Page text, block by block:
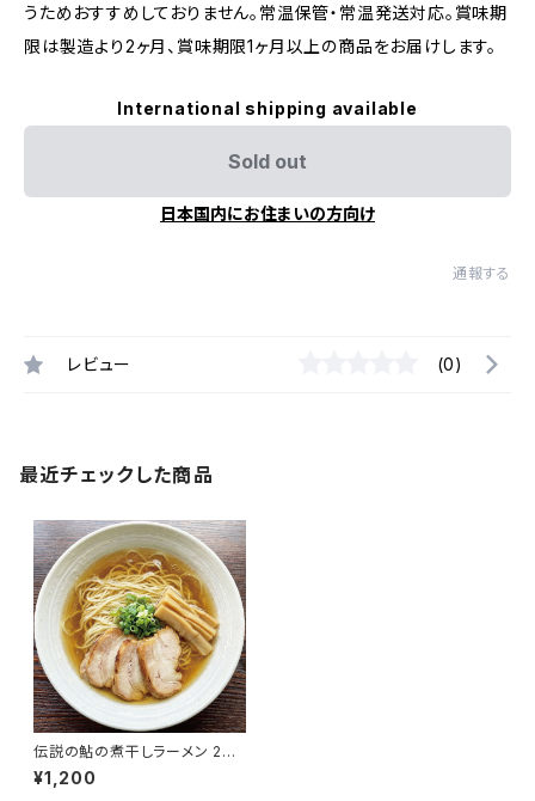
うためおすすめしておりません。常温保管・常温発送対応。賞味期
限は製造より2ヶ月、賞味期限1ヶ月以上の商品をお届けします。
International shipping available
Sold out
日本国内にお住まいの方向け
通報する
レビュー (0)
最近チェックした商品
伝説の鮎の煮干しラーメン 2食
入り 淡口醤油 パーフェクトラー
メン 国産鮎 多加水細麺 鮎煮干
¥1,200